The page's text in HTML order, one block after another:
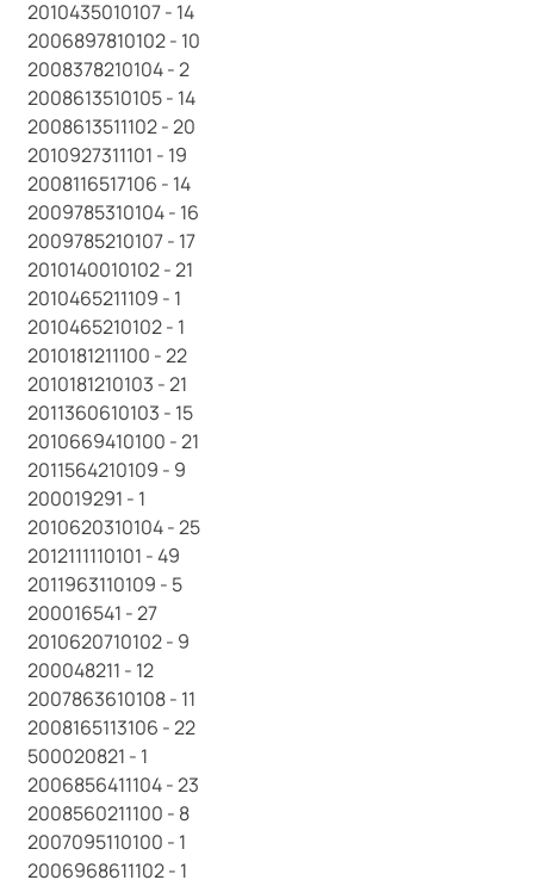
2010435010107 - 14
2006897810102 - 10
2008378210104 - 2
2008613510105 - 14
2008613511102 - 20
2010927311101 - 19
2008116517106 - 14
2009785310104 - 16
2009785210107 - 17
2010140010102 - 21
2010465211109 - 1
2010465210102 - 1
2010181211100 - 22
2010181210103 - 21
2011360610103 - 15
2010669410100 - 21
2011564210109 - 9
200019291 - 1
2010620310104 - 25
2012111110101 - 49
2011963110109 - 5
200016541 - 27
2010620710102 - 9
200048211 - 12
2007863610108 - 11
2008165113106 - 22
500020821 - 1
2006856411104 - 23
2008560211100 - 8
2007095110100 - 1
2006968611102 - 1